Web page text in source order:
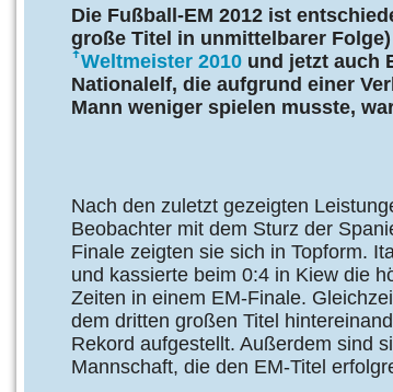
Die Fußball-EM 2012 ist
große Titel in unmittelbarer
Weltmeister 2010 und jetzt auch
Nationalelf, die aufgrund einer
Mann weniger spielen musste,
Nach den zuletzt gezeigten
Beobachter mit dem Sturz der
Finale zeigten sie sich in Topform.
und kassierte beim 0:4 in Kiew die
Zeiten in einem EM-Finale.
dem dritten großen Titel
Rekord aufgestellt. Außerdem sind
Mannschaft, die den EM-Titel